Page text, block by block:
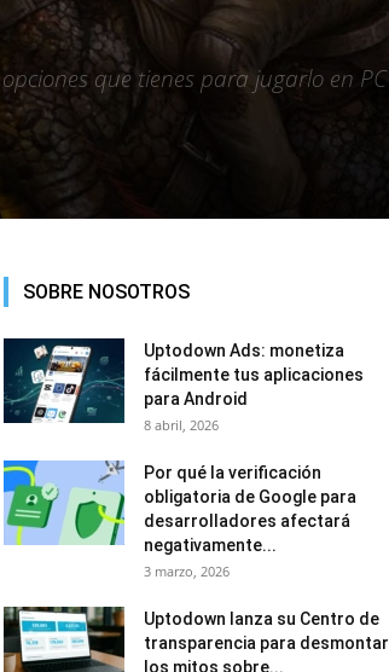
que tienes para jugarlo en PC
SOBRE NOSOTROS
Uptodown Ads: monetiza
fácilmente tus aplicaciones
para Android
8 abril, 2026
Por qué la verificación
obligatoria de Google para
desarrolladores afectará
negativamente...
3 marzo, 2026
Uptodown lanza su Centro de
transparencia para desmontar
los mitos sobre...